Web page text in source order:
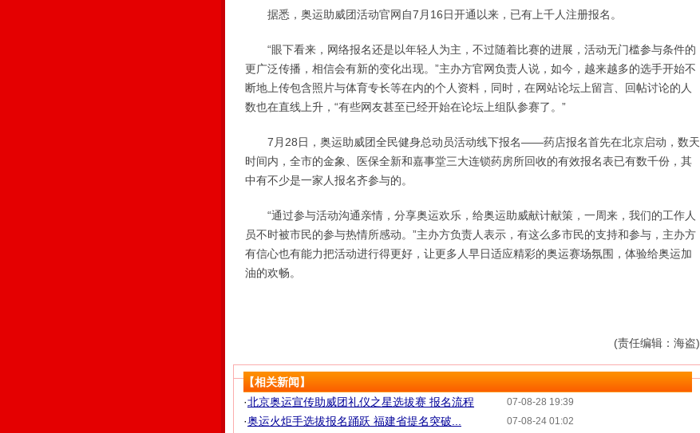
据悉，奥运助威团活动官网自7月16日开通以来，已有上千人注册报名。
“眼下看来，网络报名还是以年轻人为主，不过随着比赛的进展，活动无门槛参与条件的
更广泛传播，相信会有新的变化出现。”主办方官网负责人说，如今，越来越多的选手开始不
断地上传包含照片与体育专长等在内的个人资料，同时，在网站论坛上留言、回帖讨论的人
数也在直线上升，“有些网友甚至已经开始在论坛上组队参赛了。”
7月28日，奥运助威团全民健身总动员活动线下报名——药店报名首先在北京启动，数天
时间内，全市的金象、医保全新和嘉事堂三大连锁药房所回收的有效报名表已有数千份，其
中有不少是一家人报名齐参与的。
“通过参与活动沟通亲情，分享奥运欢乐，给奥运助威献计献策，一周来，我们的工作人
员不时被市民的参与热情所感动。”主办方负责人表示，有这么多市民的支持和参与，主办方
有信心也有能力把活动进行得更好，让更多人早日适应精彩的奥运赛场氛围，体验给奥运加
油的欢畅。
(责任编辑：海盗)
【相关新闻】
07-08-28 19:39
·北京奥运宣传助威团礼仪之星选拔赛 报名流程
07-08-24 01:02
·奥运火炬手选拔报名踊跃 福建省提名突破...